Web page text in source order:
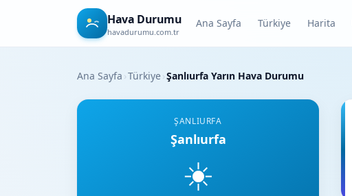
Hava Durumu
havadurumu.com.tr
Ana Sayfa Türkiye Harita
Ana Sayfa ›Türkiye›Şanlıurfa Yarın Hava Durumu
ŞANLIURFA
Şanlıurfa
☀️